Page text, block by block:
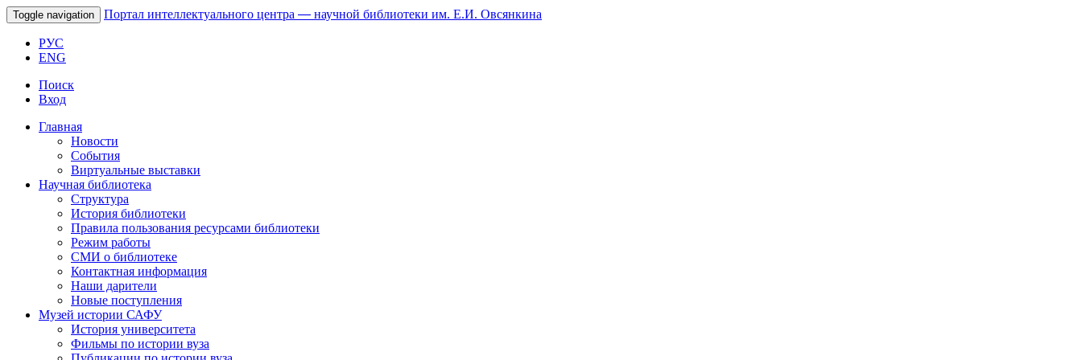
Toggle navigation Портал интеллектуального центра — научной библиотеки им. Е.И. Овсянкина
РУС
ENG
Поиск
Вход
Главная
Новости
События
Виртуальные выставки
Научная библиотека
Структура
История библиотеки
Правила пользования ресурсами библиотеки
Режим работы
СМИ о библиотеке
Контактная информация
Наши дарители
Новые поступления
Музей истории САФУ
История университета
Фильмы по истории вуза